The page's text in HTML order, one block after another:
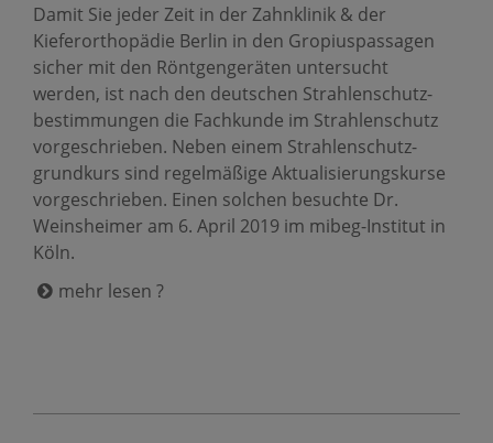
Damit Sie jeder Zeit in der Zahnklinik & der
Kieferorthopädie Berlin in den Gropiuspassagen
sicher mit den Röntgengeräten untersucht
werden, ist nach den deutschen Strahlen­schutz­
bestim­mungen die Fachkunde im Strahlenschutz
vorgeschrieben. Neben einem Strahlenschutz­
grundkurs sind regelmäßige Aktuali­sierungs­­kurse
vorgeschrieben. Einen solchen besuchte Dr.
Weinsheimer am 6. April 2019 im mibeg-Institut in
Köln.
mehr lesen ?